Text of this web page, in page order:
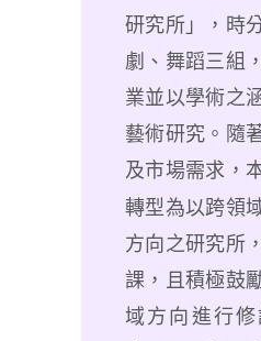
研究所」，時
劇、舞蹈三組
業並以學術之
藝術研究。隨
及市場需求，
轉型為以跨領
方向之研究所
課，且積極鼓
域方向進行